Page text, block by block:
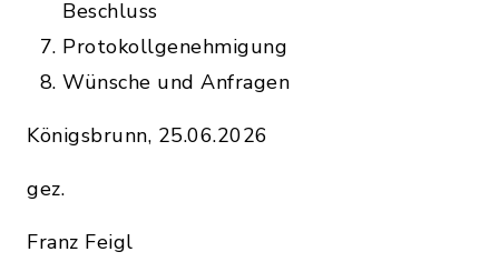
Beschluss
Protokollgenehmigung
Wünsche und Anfragen
Königsbrunn, 25.06.2026
gez.
Franz Feigl